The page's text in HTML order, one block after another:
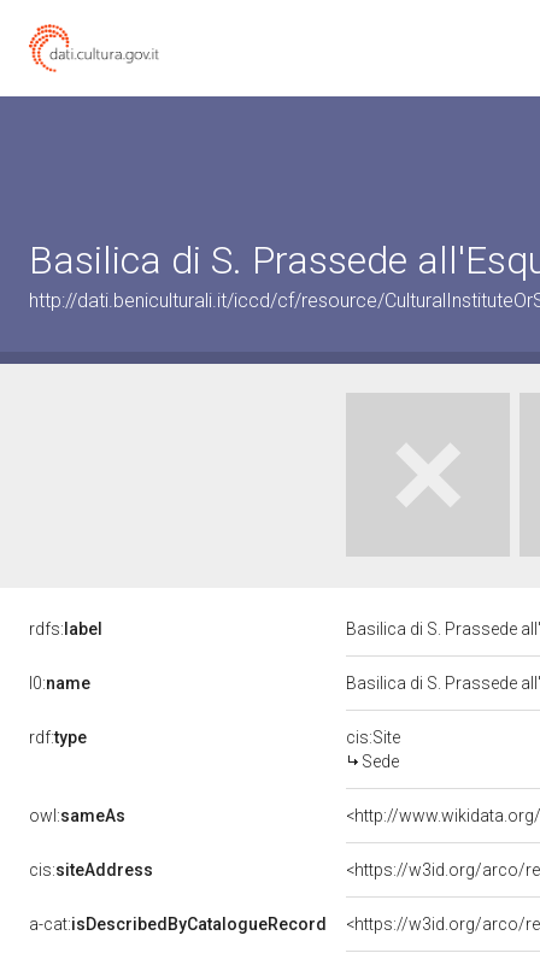
Basilica di S. Prassede
http://dati.beniculturali.it/iccd/cf/resource/
rdfs: label Basilica di S. Prassede
l0:name Basilica di S. Prassede
rdf:type
cis:Site
Sede
owl:sameAs <http://
cis:siteAddress <https://w3id.org/arco/
a-cat:isDescribedByCatalogueRecord <https://w3id.org/arco/